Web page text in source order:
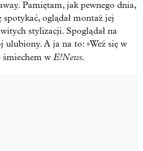
Pamiętam, jak pewnego dnia,
spotykać, oglądał montaż jej
stylizacji. Spoglądał na
ulubiony. A ja na to: »Weź się w
śmiechem w E!News.